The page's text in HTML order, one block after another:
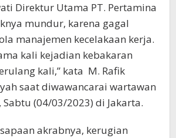
Direktur Utama PT. Pertamina
mundur, karena gagal
manajemen kecelakaan kerja.
kali kejadian kebakaran
kali,” kata M. Rafik
saat diwawancarai wartawan
Sabtu (04/03/2023) di Jakarta.
akrabnya, kerugian